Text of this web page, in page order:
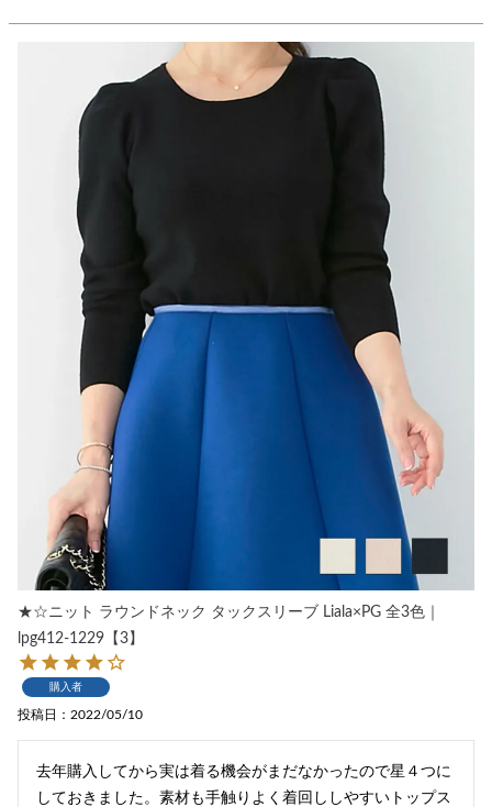
★☆ニット ラウンドネック タックスリーブ Liala×PG 全3色｜
lpg412-1229【3】
購入者
投稿日 2022/05/10
去年購入してから実は着る機会がまだなかったので星４つに
しておきました。素材も手触りよく着回ししやすいトップス